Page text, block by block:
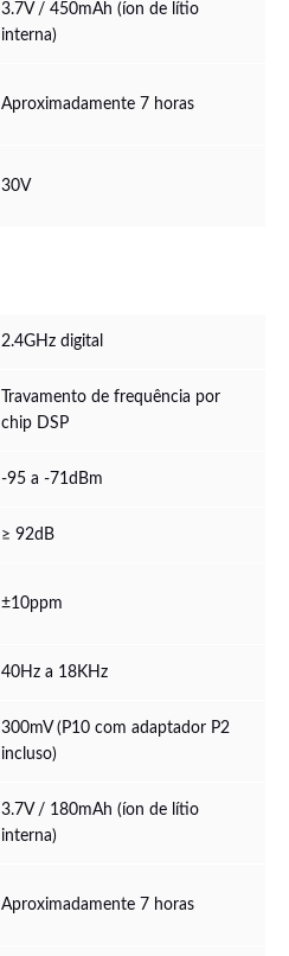
3.7V / 450mAh (íon de lítio
interna)
Aproximadamente 7 horas
30V
2.4GHz digital
Travamento de frequência por
chip DSP
-95 a -71dBm
≥ 92dB
±10ppm
40Hz a 18KHz
300mV (P10 com adaptador P2
incluso)
3.7V / 180mAh (íon de lítio
interna)
Aproximadamente 7 horas